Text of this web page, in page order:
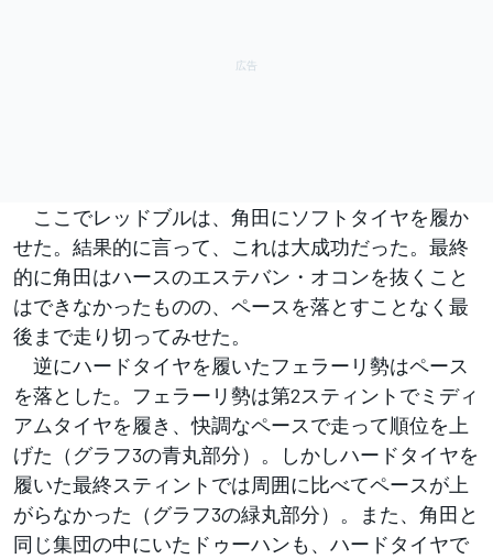
ここでレッドブルは、角田にソフトタイヤを履か
せた。結果的に言って、これは大成功だった。最終
的に角田はハースのエステバン・オコンを抜くこと
はできなかったものの、ペースを落とすことなく最
後まで走り切ってみせた。
逆にハードタイヤを履いたフェラーリ勢はペース
を落とした。フェラーリ勢は第2スティントでミディ
アムタイヤを履き、快調なペースで走って順位を上
げた（グラフ3の青丸部分）。しかしハードタイヤを
履いた最終スティントでは周囲に比べてペースが上
がらなかった（グラフ3の緑丸部分）。また、角田と
同じ集団の中にいたドゥーハンも、ハードタイヤで